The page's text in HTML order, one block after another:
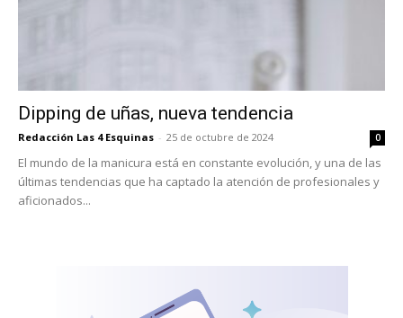
Dipping de uñas, nueva tendencia
Redacción Las 4 Esquinas - 25 de octubre de 2024 0
El mundo de la manicura está en constante evolución, y una de las
últimas tendencias que ha captado la atención de profesionales y
aficionados...